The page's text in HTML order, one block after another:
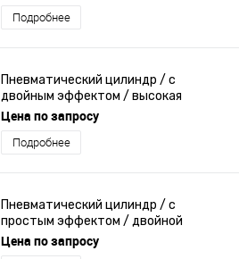
Подробнее
Пневматический цилиндр / с
двойным эффектом / высокая
скорость / для оправки
Цена по запросу
Подробнее
Пневматический цилиндр / с
простым эффектом / двойной
эффект / компактный
Цена по запросу